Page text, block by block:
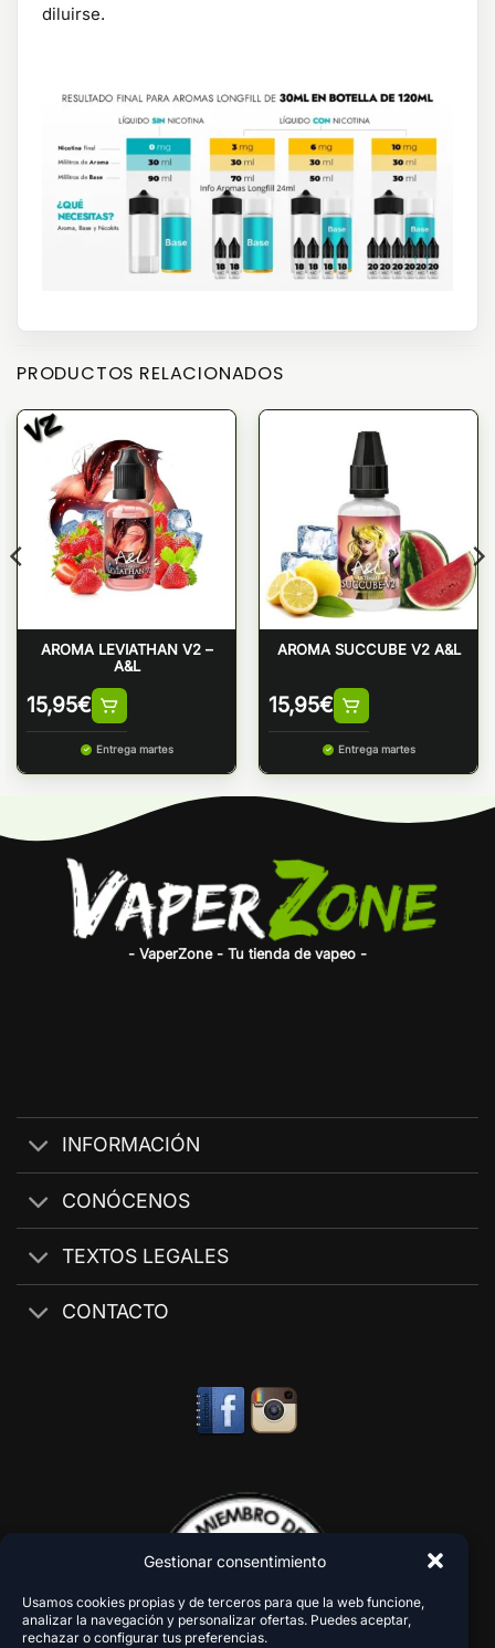
Gestionar consentimiento
Usamos cookies propias y de terceros para que la web funcione,
analizar la navegación y personalizar ofertas. Puedes aceptar,
rechazar o configurar tus preferencias.
diluirse.
PRODUCTOS RELACIONADOS
AROMA LEVIATHAN V2 –
A&L
15,95€
Entrega martes
AROMA SUCCUBE V2 A&L
15,95€
Entrega martes
- VaperZone - Tu tienda de vapeo -
INFORMACIÓN
CONÓCENOS
TEXTOS LEGALES
CONTACTO